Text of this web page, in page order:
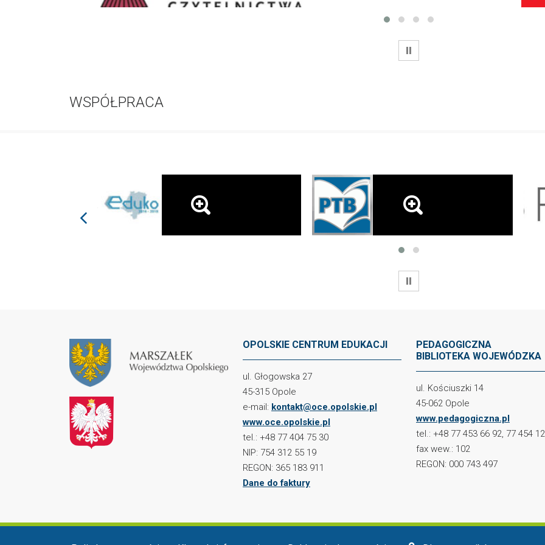
WSTRZYMAJ
WSPÓŁPRACA
WSTRZYMAJ
OPOLSKIE CENTRUM EDUKACJI
ul. Głogowska 27
45-315 Opole
e-mail: kontakt@oce.opolskie.pl
www.oce.opolskie.pl
tel.: +48 77 404 75 30
NIP: 754 312 55 19
REGON: 365 183 911
Dane do faktury
PEDAGOGICZNA
BIBLIOTEKA WOJEWÓDZKA
ul. Kościuszki 14
45-062 Opole
www.pedagogiczna.pl
tel.: +48 77 453 66 92, 77 454
fax wew.: 102
REGON: 000 743 497